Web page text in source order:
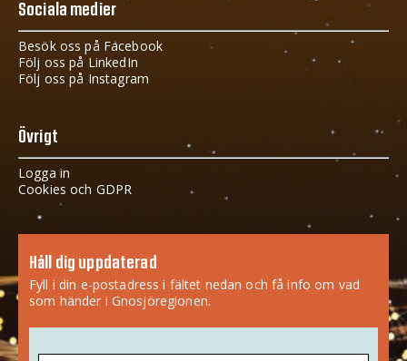
Sociala medier
Besök oss på Facebook
Följ oss på LinkedIn
Följ oss på Instagram
Övrigt
Logga in
Cookies och GDPR
Håll dig uppdaterad
Fyll i din e-postadress i fältet nedan och få info om vad
som händer i Gnosjöregionen.